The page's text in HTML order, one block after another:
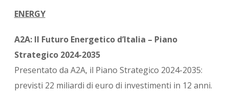
ENERGY
A2A: Il Futuro Energetico d’Italia – Piano
Strategico 2024-2035
Presentato da A2A, il Piano Strategico 2024-2035:
previsti 22 miliardi di euro di investimenti in 12 anni.